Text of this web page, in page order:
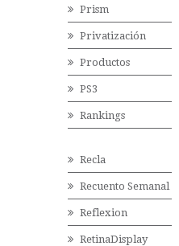
Prism
Privatización
Productos
PS3
Rankings
Recla
Recuento Semanal
Reflexion
RetinaDisplay